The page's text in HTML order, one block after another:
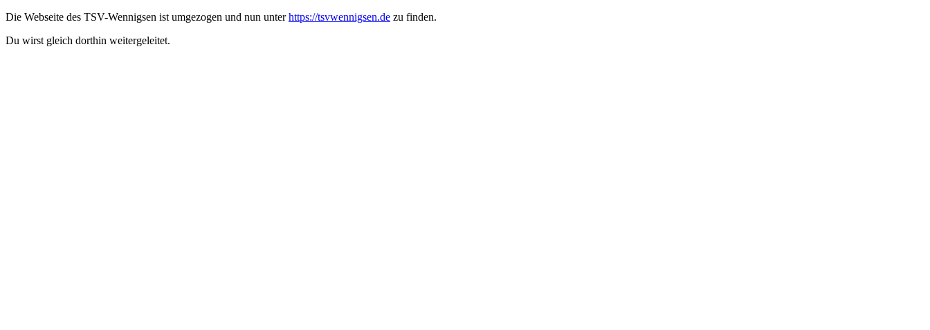
Die Webseite des TSV-Wennigsen ist umgezogen und nun unterhttps://tsvwennigsen.de zu finden.
Du wirst gleich dorthin weitergeleitet.